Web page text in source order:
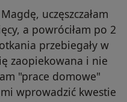
uczęszczałam
a powróciłam po 2
przebiegały w
zaopiekowana i nie
"prace domowe"
wprowadzić kwestie